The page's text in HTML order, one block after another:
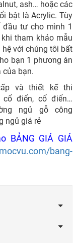
ash… hoặc các
bật là Acrylic. Tùy
tư cho mình 1
tham khảo mẫu
với chúng tôi bất
bạn 1 phương án
của bạn.
và thiết kế thi
điển, cổ điển…
ngủ gỗ công
ngủ giá rẻ
BẢNG GIÁ GIÁ
bang-